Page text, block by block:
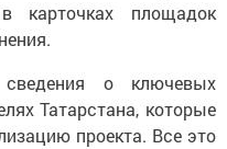
карточках площадок
о ключевых
Татарстана, которые
проекта. Все это